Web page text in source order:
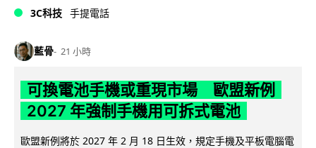
3C科技 手提電話
藍骨 21 小時
可換電池手機或重現市場 歐盟新例
2027 年強制手機用可拆式電池
歐盟新例將於 2027 年 2 月 18 日生效，規定手機及平板電腦電